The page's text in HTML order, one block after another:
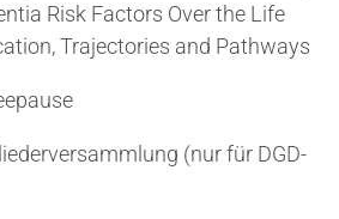
Risk Factors Over the Life
Trajectories and Pathways
(nur für DGD-